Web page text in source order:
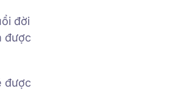
đời
được
được